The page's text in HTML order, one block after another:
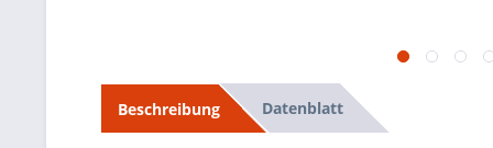
Beschreibung Datenblatt